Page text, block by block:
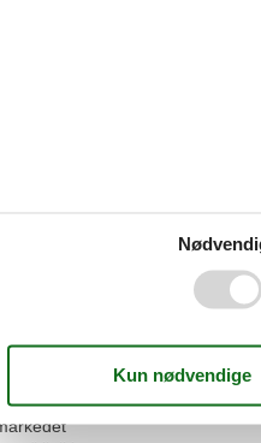
vandmassen
banken